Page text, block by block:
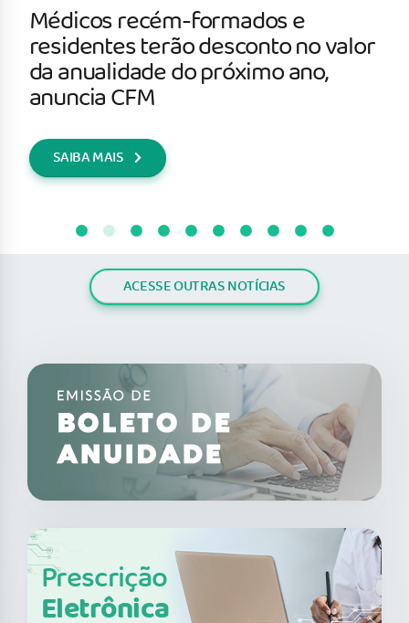
Médicos recém-formados e
residentes terão desconto no valor
da anualidade do próximo ano,
anuncia CFM
SAIBA MAIS
ACESSE OUTRAS NOTÍCIAS
Prescrição
Eletrônica